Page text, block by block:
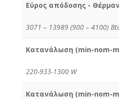
Εύρος απόδοσης -
3071 – 13989 (900 – 4100)
Κατανάλωση (min-nom-
220-933-1300 W
Κατανάλωση (min-nom-